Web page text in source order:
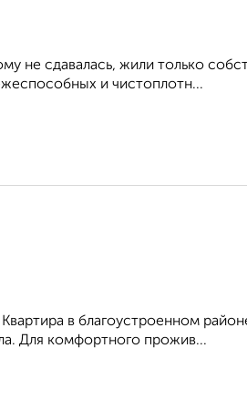
не сдавалась, жили только
и чистоплотн...
в благоустроенном
Для комфортного прожив...